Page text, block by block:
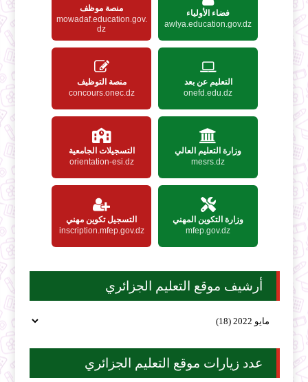
فضاء الأولياء
awlya.education.gov.dz
منصة موظف
mowadaf.education.gov.
dz
التعليم عن بعد
onefd.edu.dz
منصة التوظيف
concours.onec.dz
وزارة التعليم العالي
mesrs.dz
التسجيلات الجامعية
orientation-esi.dz
وزارة التكوين المهني
mfep.gov.dz
التسجيل تكوين مهني
inscription.mfep.gov.dz
أرشيف موقع التعليم الجزائري
عدد زيارات موقع التعليم الجزائري